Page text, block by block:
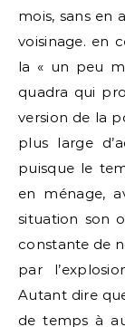
mois, sans en
voisinage. en
la « un peu
quadra qui
version de la
plus large
puisque le
en ménage,
situation son
constante de
par
Autant dire
de temps à